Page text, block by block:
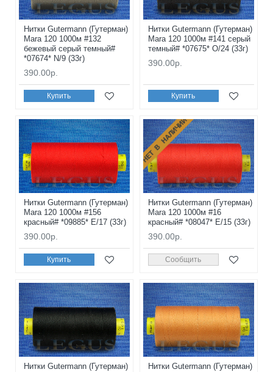
Нитки Gutermann (Гутерман)
Mara 120 1000м #132
бежевый серый темный#
*07674* N/9 (33г)
390.00р.
Купить
Нитки Gutermann (Гутерман)
Mara 120 1000м #141 серый
темный# *07675* O/24 (33г)
390.00р.
Купить
Нитки Gutermann (Гутерман)
Mara 120 1000м #156
красный# *09885* E/17 (33г)
390.00р.
Купить
НЕТ В НАЛИЧИИ
Нитки Gutermann (Гутерман)
Mara 120 1000м #16
красный# *08047* E/15 (33г)
390.00р.
Сообщить
Нитки Gutermann (Гутерман)
Нитки Gutermann (Гутерман)